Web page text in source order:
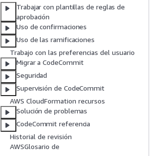
Trabajar con plantillas de reglas de
aprobación
Uso de confirmaciones
Uso de las ramificaciones
Trabajo con las preferencias del usuario
Migrar a CodeCommit
Seguridad
Supervisión de CodeCommit
AWS CloudFormation recursos
Solución de problemas
CodeCommit referencia
Historial de revisión
AWSGlosario de